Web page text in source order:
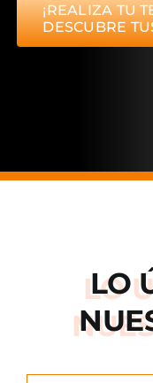
¡REALIZA TU
DESCUBRE
LO